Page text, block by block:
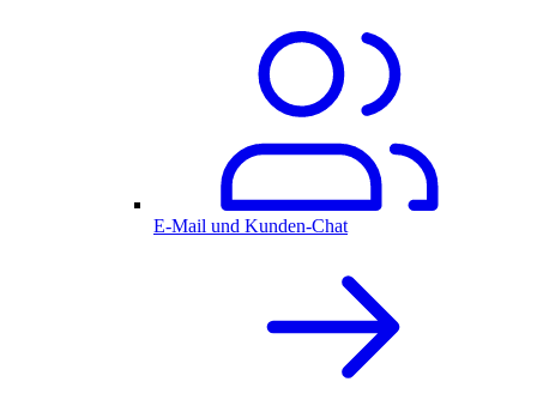
E-Mail und Kunden-Chat